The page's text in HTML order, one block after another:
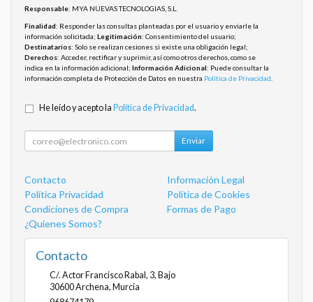
Responsable: MYA NUEVAS TECNOLOGIAS, S.L.
Finalidad: Responder las consultas planteadas por el usuario y enviarle la
información solicitada; Legitimación: Consentimiento del usuario;
Destinatarios: Solo se realizan cesiones si existe una obligación legal;
Derechos: Acceder, rectificar y suprimir, así como otros derechos, como se
indica en la información adicional; Información Adicional: Puede consultar la
información completa de Protección de Datos en nuestra Política de Privacidad
He leído y acepto la Política de Privacidad.
Enviar
Contacto
Información Legal
Política Privacidad
Política de Cookies
Condiciones de Compra
Formas de Pago
¿Quienes Somos?
Contacto
C/. Actor Francisco Rabal, 3, Bajo
30600Archena, Murcia